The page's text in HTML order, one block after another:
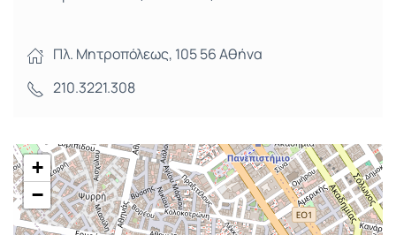
Πλ. Μητροπόλεως, 105 56 Αθήνα
210.3221.308
+
−